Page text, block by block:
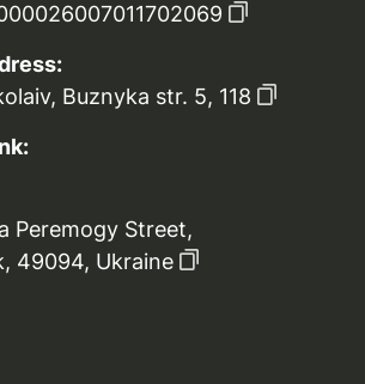
Buznyka str. 5, 118
Peremogy Street,
49094, Ukraine